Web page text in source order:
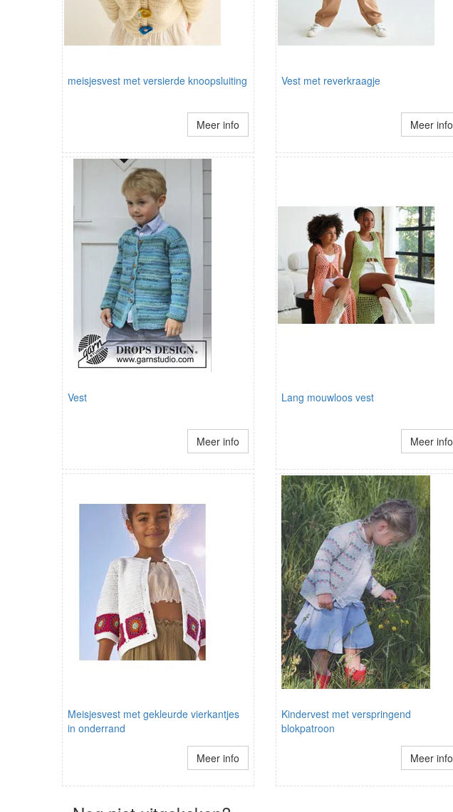
meisjesvest met versierde knoopsluiting
Meer info
Vest met reverkraagje
Meer info
Vest
Meer info
Lang mouwloos vest
Meer info
Meisjesvest met gekleurde vierkantjes
in onderrand
Meer info
Kindervest met verspringend
blokpatroon
Meer info